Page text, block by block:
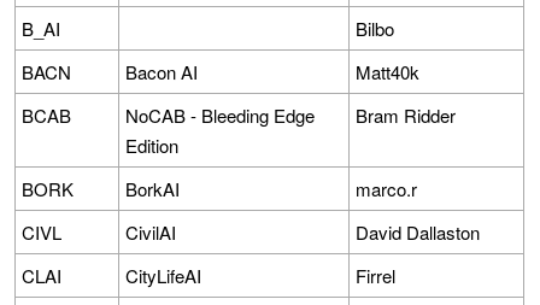
B_AI
Bilbo
BACN
Bacon AI
Matt40k
BCAB
NoCAB - Bleeding Edge
Edition
Bram Ridder
BORK BorkAI
marco.r
CIVL
CivilAI
David Dallaston
CLAI
CityLifeAI
Firrel